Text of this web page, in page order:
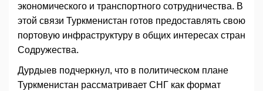
экономического и транспортного сотрудничества. В
этой связи Туркменистан готов предоставлять свою
портовую инфраструктуру в общих интересах стран
Содружества.
Дурдыев подчеркнул, что в политическом плане
Туркменистан рассматривает СНГ как формат